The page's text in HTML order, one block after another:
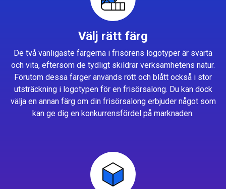
Välj rätt färg
De två vanligaste färgerna i frisörens logotyper är svarta
och vita, eftersom de tydligt skildrar verksamhetens natur.
Förutom dessa färger används rött och blått också i stor
utsträckning i logotypen för en frisörsalong. Du kan dock
välja en annan färg om din frisörsalong erbjuder något som
kan ge dig en konkurrensfördel på marknaden.